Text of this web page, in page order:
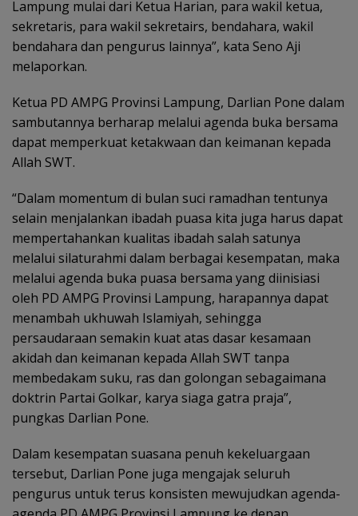
Lampung mulai dari Ketua Harian, para wakil ketua,
sekretaris, para wakil sekretairs, bendahara, wakil
bendahara dan pengurus lainnya”, kata Seno Aji
melaporkan.
Ketua PD AMPG Provinsi Lampung, Darlian Pone dalam
sambutannya berharap melalui agenda buka bersama
dapat memperkuat ketakwaan dan keimanan kepada
Allah SWT.
“Dalam momentum di bulan suci ramadhan tentunya
selain menjalankan ibadah puasa kita juga harus dapat
mempertahankan kualitas ibadah salah satunya
melalui silaturahmi dalam berbagai kesempatan, maka
melalui agenda buka puasa bersama yang diinisiasi
oleh PD AMPG Provinsi Lampung, harapannya dapat
menambah ukhuwah Islamiyah, sehingga
persaudaraan semakin kuat atas dasar kesamaan
akidah dan keimanan kepada Allah SWT tanpa
membedakam suku, ras dan golongan sebagaimana
doktrin Partai Golkar, karya siaga gatra praja”,
pungkas Darlian Pone.
Dalam kesempatan suasana penuh kekeluargaan
tersebut, Darlian Pone juga mengajak seluruh
pengurus untuk terus konsisten mewujudkan agenda-